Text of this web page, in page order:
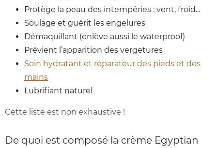
Protège la peau des intempéries : vent, froid...
Soulage et guérit les engelures
Démaquillant (enlève aussi le waterproof)
Prévient l’apparition des vergetures
Soin hydratant et réparateur des pieds et des
mains
Lubrifiant naturel
Cette liste est non exhaustive !
De quoi est composé la crème Egyptian